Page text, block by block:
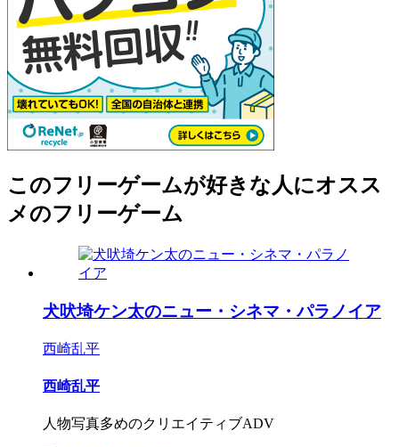
このフリーゲームが好きな人にオスス
メのフリーゲーム
犬吠埼ケン太のニュー・シネマ・パラノイア
西崎乱平
西崎乱平
人物写真多めのクリエイティブADV